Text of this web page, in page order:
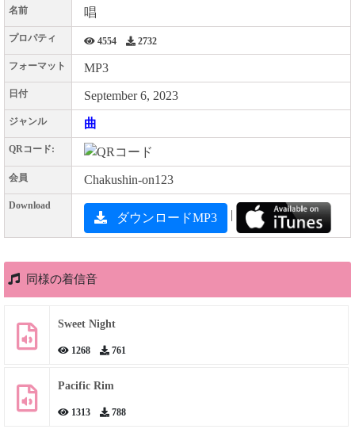
名前 唱
プロパティ 4554 2732
フォーマット MP3
日付 September 6, 2023
ジャンル 曲
QRコード:
会員 Chakushin-on123
Download
ダウンロードMP3 |
同様の着信音
Sweet Night
1268 761
Pacific Rim
1313 788